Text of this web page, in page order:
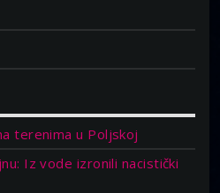
terenima u Poljskoj
Iz vode izronili nacistički